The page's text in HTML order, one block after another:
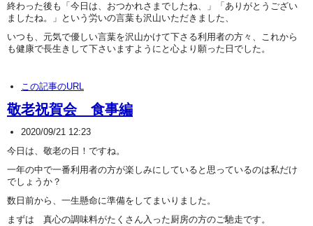
終わった後も「今日は、おつかれさまでしたね、」「ありがとうござい
ましたね。」という労いの言葉も沢山いただきました、
いつも、元気で優しい言葉を沢山かけて下さる利用者の方々、これから
も健康で長生きして下さいますようにと心より願った日でした。
この記事のURL
敬老祝賀会 食事編
2020/09/21 12:23
今日は、敬老の日！ですね。
一年の中で一番利用者の方が楽しみにしていると思っているのは私だけ
でしょうか？
数日前から、一生懸命に準備をしてまいりました。
まずは 真心の調味料がたくさん入った厨房の方のご馳走です。